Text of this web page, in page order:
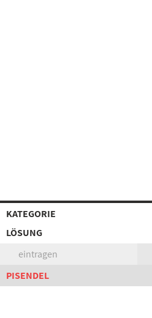
KATEGORIE
LÖSUNG
eintragen
PISENDEL